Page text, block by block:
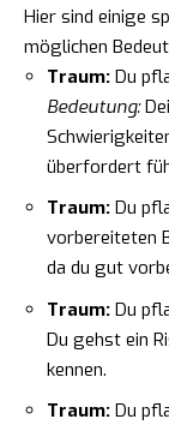
Hier sind einige
möglichen
Traum: Du
Bedeutung:
überfordert
Traum: Du
vorbereiteten
da du gut
Traum: Du
Du gehst ein
kennen.
Traum: Du